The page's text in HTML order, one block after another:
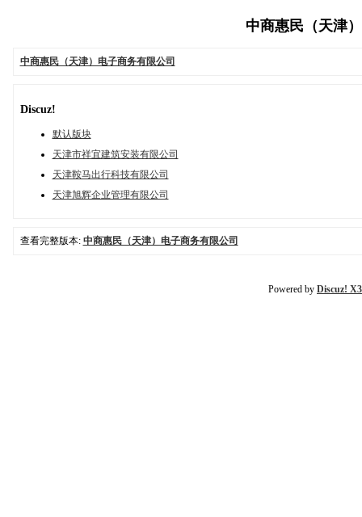
中商惠民（天津
中商惠民（天津）电子商务有限公司
Discuz!
默认版块
天津市祥宜建筑安装有限公司
天津鞍马出行科技有限公司
天津旭辉企业管理有限公司
查看完整版本: 中商惠民（天津）电子商务有限公司
Powered by Discuz!